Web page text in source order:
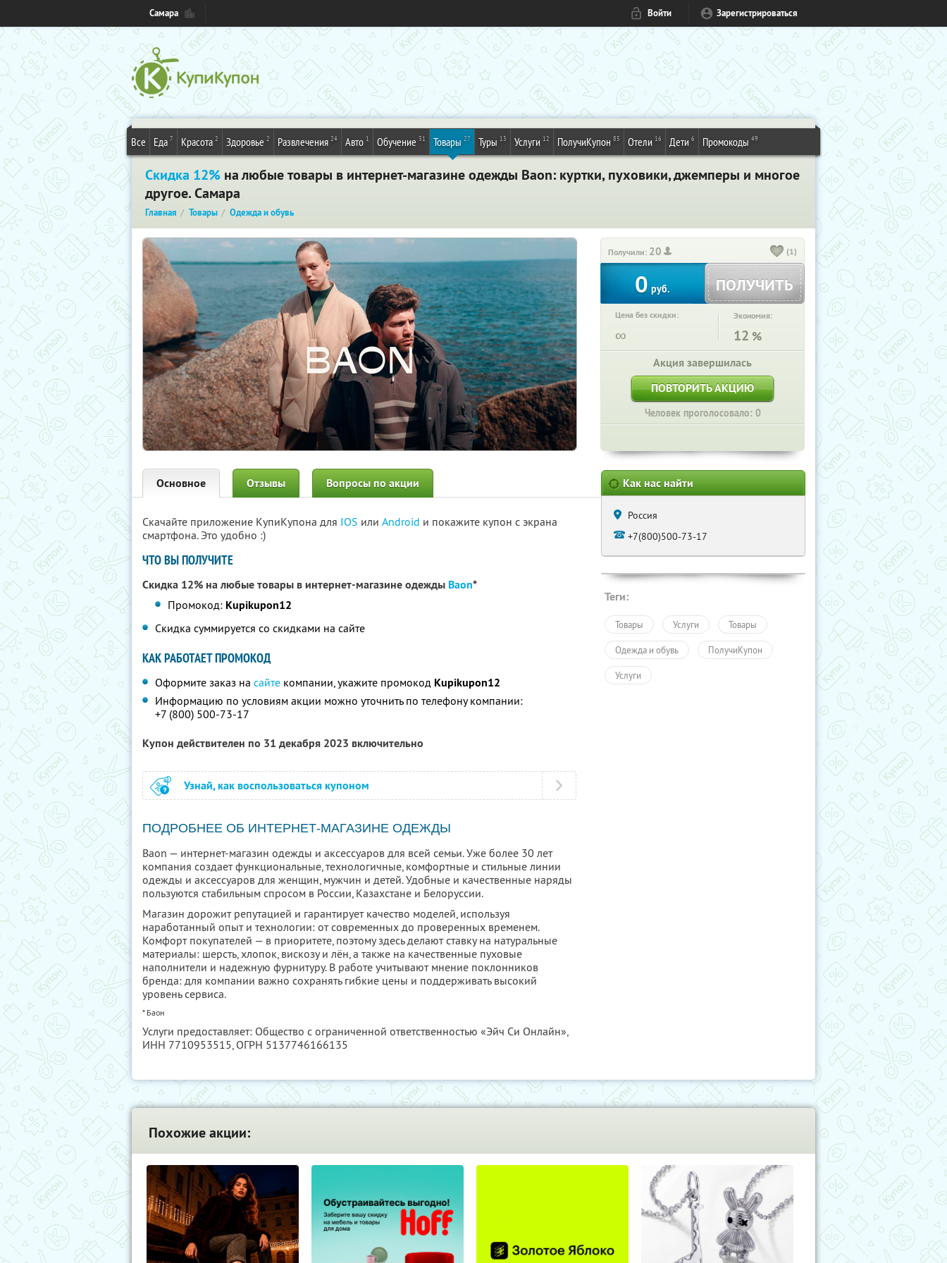
Самара Войти Зарегистрироваться
Все Еда 7 Красота 2 Здоровье 2 Развлечения 24 Авто 1 Обучение 31 Товары 27 Туры 13 Услуги 12 ПолучиКупон 85 Отели 16 Дети 6 Промокоды 49
Скидка 12% на любые товары в интернет-магазине одежды Baon: куртки, пуховики, джемперы и многое
другое. Самара
Главная Товары Одежда и обувь
Получили: 20 (1)
0 руб. ПОЛУЧИТЬ
Цена без скидки:
∞
Экономия:
12 %
Акция завершилась
ПОВТОРИТЬ АКЦИЮ
Человек проголосовало: 0
Основное Отзывы Вопросы по акции
Скачайте приложение КупиКупона для IOS или Android и покажите купон с экрана
смартфона. Это удобно :)
ЧТО ВЫ ПОЛУЧИТЕ
Скидка 12% на любые товары в интернет-магазине одежды Baon*
Промокод: Kupikupon12
Скидка суммируется со скидками на сайте
КАК РАБОТАЕТ ПРОМОКОД
Оформите заказ на сайте компании, укажите промокод Kupikupon12
Информацию по условиям акции можно уточнить по телефону компании:
+7 (800) 500-73-17
Купон действителен по 31 декабря 2023 включительно
Узнай, как воспользоваться купоном
ПОДРОБНЕЕ ОБ ИНТЕРНЕТ-МАГАЗИНЕ ОДЕЖДЫ
Baon — интернет-магазин одежды и аксессуаров для всей семьи. Уже более 30 лет
компания создает функциональные, технологичные, комфортные и стильные линии
одежды и аксессуаров для женщин, мужчин и детей. Удобные и качественные наряды
пользуются стабильным спросом в России, Казахстане и Белоруссии.
Магазин дорожит репутацией и гарантирует качество моделей, используя
наработанный опыт и технологии: от современных до проверенных временем.
Комфорт покупателей — в приоритете, поэтому здесь делают ставку на натуральные
материалы: шерсть, хлопок, вискозу и лён, а также на качественные пуховые
наполнители и надежную фурнитуру. В работе учитывают мнение поклонников
бренда: для компании важно сохранять гибкие цены и поддерживать высокий
уровень сервиса.
* Баон
Услуги предоставляет: Общество с ограниченной ответственностью «Эйч Си Онлайн»,
ИНН 7710953515, ОГРН 5137746166135
Как нас найти
Россия
+7(800)500-73-17
Теги:
Товары Услуги Товары
Одежда и обувь ПолучиКупон
Услуги
Похожие акции: